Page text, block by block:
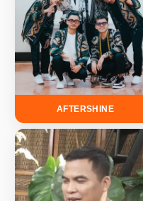
AFTERSHINE